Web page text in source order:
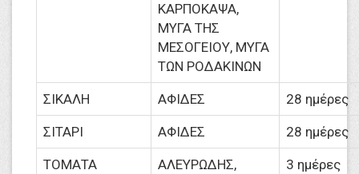
ΚΑΡΠΟΚΑΨΑ,
ΜΥΓΑ ΤΗΣ
ΜΕΣΟΓΕΙΟΥ, ΜΥΓΑ
ΤΩΝ ΡΟΔΑΚΙΝΩΝ
ΣΙΚΑΛΗ ΑΦΙΔΕΣ 28 ημέρες
ΣΙΤΑΡΙ ΑΦΙΔΕΣ 28 ημέρες
ΤΟΜΑΤΑ
ΑΛΕΥΡΩΔΗΣ,
3 ημέρες